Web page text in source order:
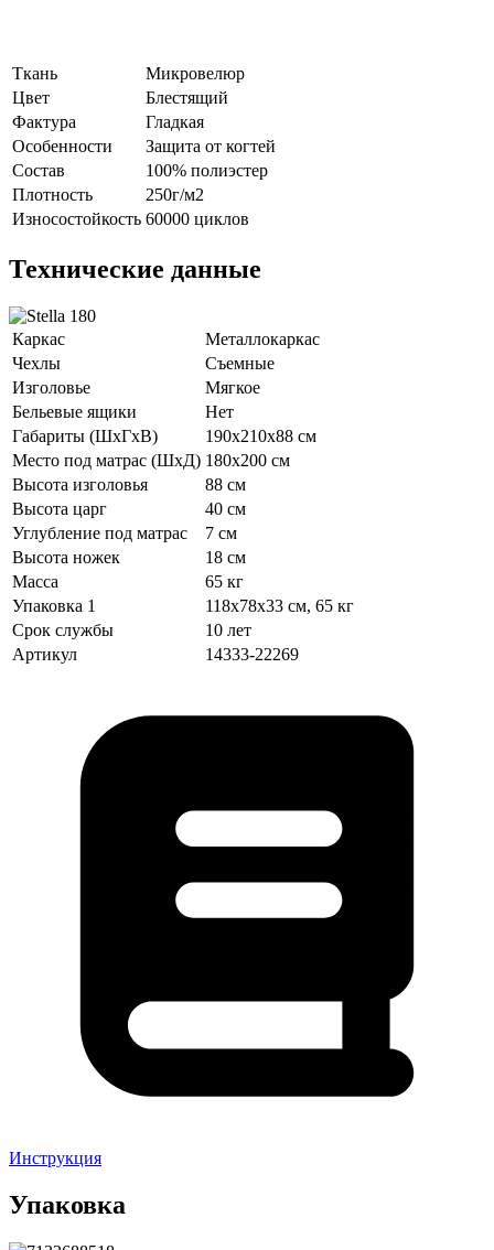
Ткань
Микровелюр
Цвет
Блестящий
Фактура
Гладкая
Особенности
Защита от когтей
Состав
100% полиэстер
Плотность
250г/м2
Износостойкость 60000 циклов
Технические данные
Каркас
Металлокаркас
Чехлы
Съемные
Изголовье
Мягкое
Бельевые ящики
Нет
Габариты (ШхГхВ)
190х210х88 см
Место под матрас (ШхД) 180х200 см
Высота изголовья
88 см
Высота царг
40 см
Углубление под матрас
7 см
Высота ножек
18 см
Масса
65 кг
Упаковка 1
118х78х33 см, 65 кг
Срок службы
10 лет
Артикул
14333-22269
Инструкция
Упаковка